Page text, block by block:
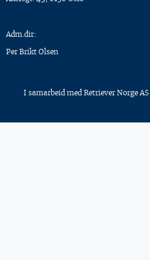
Adm.dir:
Per Brikt Olsen
I samarbeid med Retriever Norge AS